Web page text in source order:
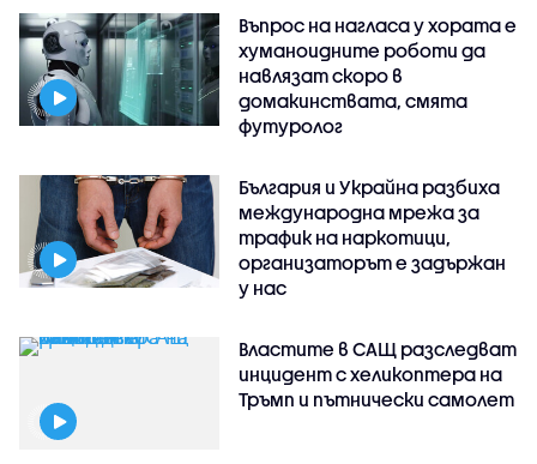
Въпрос на нагласа у хората е
хуманоидните роботи да
навлязат скоро в
домакинствата, смята
футуролог
България и Украйна разбиха
международна мрежа за
трафик на наркотици,
организаторът е задържан
у нас
Властите в САЩ разследват
инцидент с хеликоптера на
Тръмп и пътнически самолет